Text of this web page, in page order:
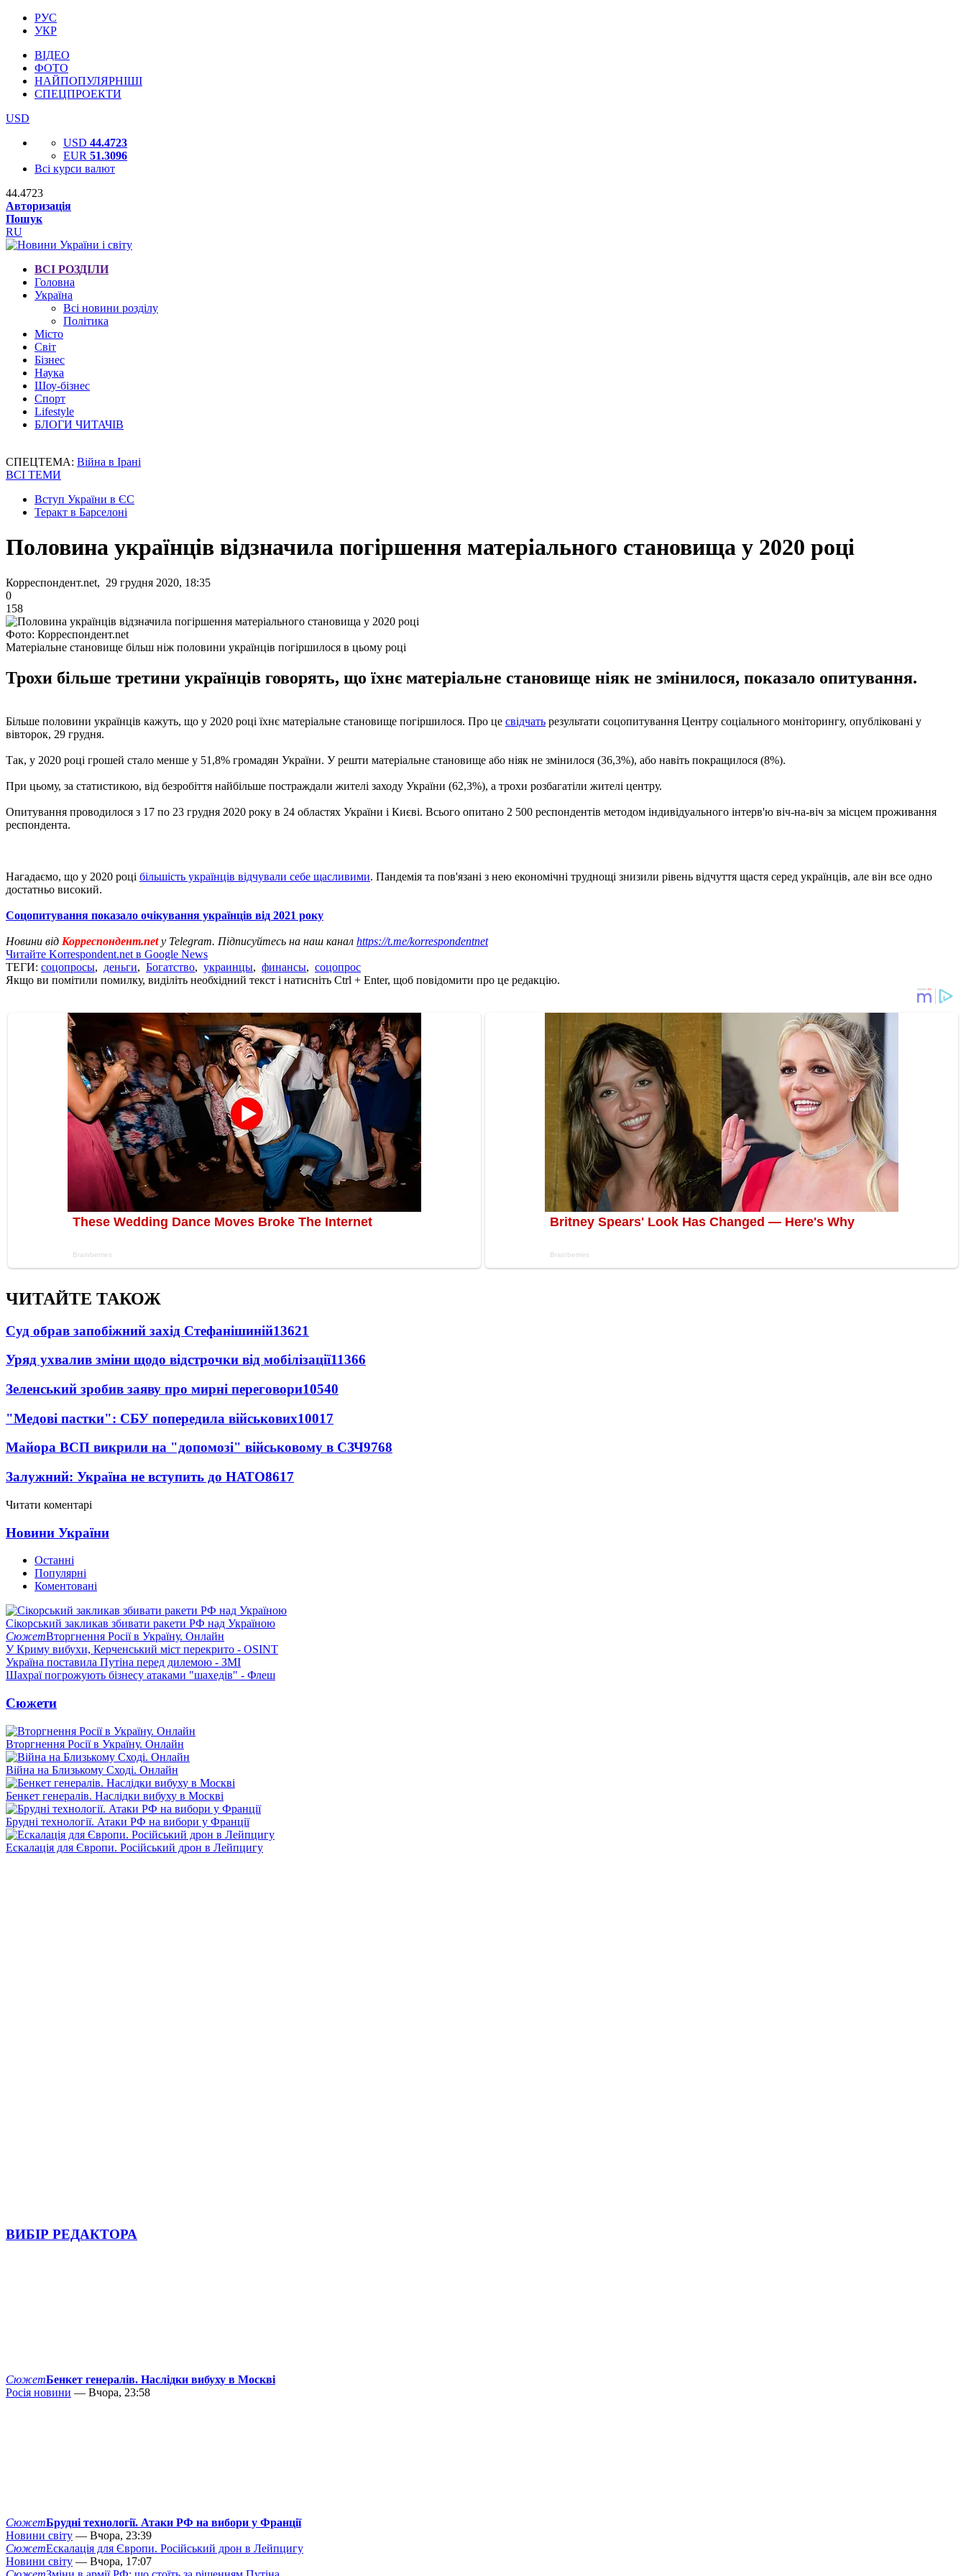
РУС
УКР
ВІДЕО
ФОТО
НАЙПОПУЛЯРНІШІ
СПЕЦПРОЕКТИ
USD
USD 44.4723
EUR 51.3096
Всі курси валют
44.4723
Авторизація
Пошук
RU
ВСІ РОЗДІЛИ
Головна
Україна
Всі новини розділу
Політика
Місто
Світ
Бізнес
Наука
Шоу-бізнес
Спорт
Lifestyle
БЛОГИ ЧИТАЧІВ
СПЕЦТЕМА: Війна в Ірані
ВСІ ТЕМИ
Вступ України в ЄС
Теракт в Барселоні
Половина українців відзначила погіршення матеріального становища у 2020 році
Корреспондент.net, 29 грудня 2020, 18:35
0
158
Фото: Корреспондент.net
Матеріальне становище більш ніж половини українців погіршилося в цьому році
Трохи більше третини українців говорять, що їхнє матеріальне становище ніяк не змінилося, показало опитування.
Більше половини українців кажуть, що у 2020 році їхнє матеріальне становище погіршилося. Про це свідчать результати соцопитування Центру соціального моніторингу, опубліковані у
вівторок, 29 грудня.
Так, у 2020 році грошей стало менше у 51,8% громадян України. У решти матеріальне становище або ніяк не змінилося (36,3%), або навіть покращилося (8%).
При цьому, за статистикою, від безробіття найбільше постраждали жителі заходу України (62,3%), а трохи розбагатіли жителі центру.
Опитування проводилося з 17 по 23 грудня 2020 року в 24 областях України і Києві. Всього опитано 2 500 респондентів методом індивідуального інтерв'ю віч-на-віч за місцем проживання
респондента.
Нагадаємо, що у 2020 році більшість українців відчували себе щасливими. Пандемія та пов'язані з нею економічні труднощі знизили рівень відчуття щастя серед українців, але він все одно
достатньо високий.
Соцопитування показало очікування українців від 2021 року
Новини від Корреспондент.netу Telegram. Підписуйтесь на наш канал https://t.me/korrespondentnet
Читайте Korrespondent.net в Google News
ТЕГИ: соцопросы, деньги, Богатство, украинцы, финансы, соцопрос
Якщо ви помітили помилку, виділіть необхідний текст і натисніть Ctrl + Enter, щоб повідомити про це редакцію.
ЧИТАЙТЕ ТАКОЖ
Суд обрав запобіжний захід Стефанішиній13621
Уряд ухвалив зміни щодо відстрочки від мобілізації11366
Зеленський зробив заяву про мирні переговори10540
"Медові пастки": СБУ попередила військових10017
Майора ВСП викрили на "допомозі" військовому в СЗЧ9768
Залужний: Україна не вступить до НАТО8617
Читати коментарі
Новини України
Останні
Популярні
Коментовані
Сікорський закликав збивати ракети РФ над Україною
СюжетВторгнення Росії в Україну. Онлайн
У Криму вибухи, Керченський міст перекрито - OSINT
Україна поставила Путіна перед дилемою - ЗМІ
Шахраї погрожують бізнесу атаками "шахедів" - Флеш
Сюжети
Вторгнення Росії в Україну. Онлайн
Війна на Близькому Сході. Онлайн
Бенкет генералів. Наслідки вибуху в Москві
Брудні технології. Атаки РФ на вибори у Франції
Ескалація для Європи. Російський дрон в Лейпцигу
ВИБІР РЕДАКТОРА
СюжетБенкет генералів. Наслідки вибуху в Москві
Росія новини — Вчора, 23:58
СюжетБрудні технології. Атаки РФ на вибори у Франції
Новини світу — Вчора, 23:39
СюжетЕскалація для Європи. Російський дрон в Лейпцигу
Новини світу — Вчора, 17:07